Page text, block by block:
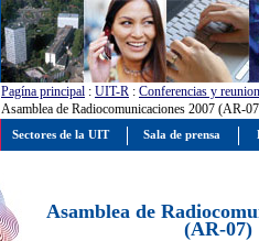
Pagína principal : UIT-R : Conferencias y
Asamblea de Radiocomunicaciones 2007 (AR-
Asamblea de
(AR-07)
Sectores de la UIT Sala de prensa